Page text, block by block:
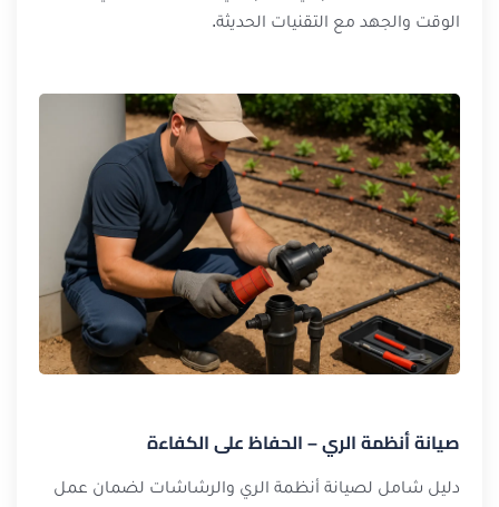
الوقت والجهد مع التقنيات الحديثة.
صيانة أنظمة الري – الحفاظ على الكفاءة
دليل شامل لصيانة أنظمة الري والرشاشات لضمان عمل